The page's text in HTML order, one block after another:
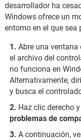
desarrollador ha
Windows ofrece un
entorno en el que sea
Abre una ventana
el archivo del
no funciona en
Alternativamente,
y busca el
Haz clic derecho
problemas de
A continuación,